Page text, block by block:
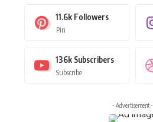
11.6k Followers
Pin
136k Subscribers
Subscribe
- Advertisement -